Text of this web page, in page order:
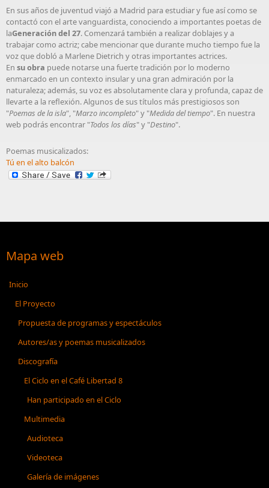
En sus años de juventud viajó a Madrid para estudiar y fue así como se
contactó con el arte vanguardista, conociendo a importantes poetas de
laGeneración del 27. Comenzará también a realizar doblajes y a
trabajar como actriz; cabe mencionar que durante mucho tiempo fue la
voz que dobló a Marlene Dietrich y otras importantes actrices.
En su obra puede notarse una fuerte tradición por lo moderno
enmarcado en un contexto insular y una gran admiración por la
naturaleza; además, su voz es absolutamente clara y profunda, capaz de
llevarte a la reflexión. Algunos de sus títulos más prestigiosos son
"Poemas de la isla", "Marzo incompleto" y "Medida del tiempo". En nuestra
web podrás encontrar "Todos los días" y "Destino".
Poemas musicalizados:
Tú en el alto balcón
Mapa web
Inicio
El Proyecto
Propuesta de programas y espectáculos
Autores/as y poemas musicalizados
Discografía
El Ciclo en el Café Libertad 8
Han participado en el Ciclo
Multimedia
Audioteca
Videoteca
Galería de imágenes